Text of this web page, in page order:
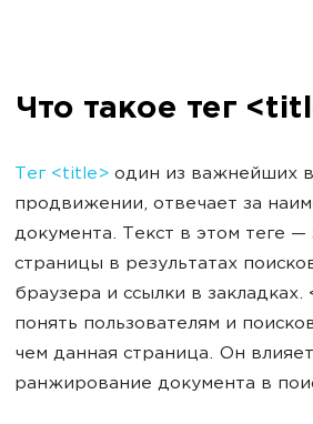
Что такое тег
Тег <title> один из важнейших
продвижении, отвечает за
документа. Текст в этом теге —
страницы в результатах
браузера и ссылки в
понять пользователям и
чем данная страница. Он
ранжирование документа в